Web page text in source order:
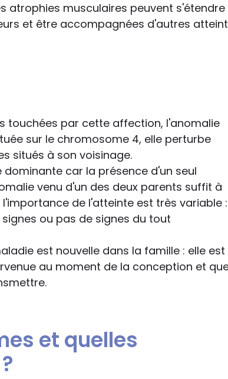
atrophies musculaires peuvent s'étendre
et être accompagnées d'autres
touchées par cette affection, l'anomalie
sur le chromosome 4, elle perturbe
situés à son voisinage.
car la présence d'un seul
venu d'un des deux parents suffit à
de l'atteinte est très variable
ou pas de signes du tout
est nouvelle dans la famille : elle
au moment de la conception et
et quelles